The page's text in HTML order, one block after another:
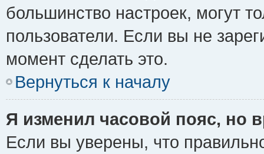
большинство настроек, могут
пользователи. Если вы не
момент сделать это.
Вернуться к началу
Я изменил часовой пояс, но
Если вы уверены, что